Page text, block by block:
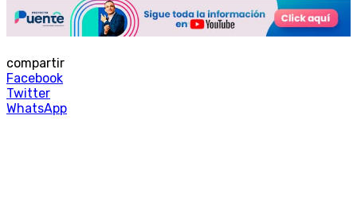
compartir
Facebook
Twitter
WhatsApp